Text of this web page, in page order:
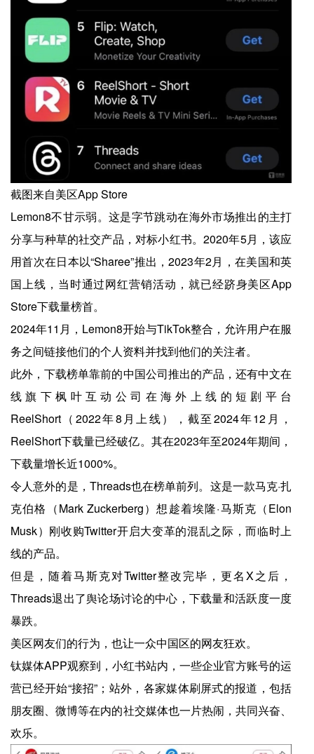
截图来自美区App Store
Lemon8不甘示弱。这是字节跳动在海外市场推出的主打
分享与种草的社交产品，对标小红书。2020年5月，该应
用首次在日本以“Sharee”推出，2023年2月，在美国和英
国上线，当时通过网红营销活动，就已经跻身美区App
Store下载量榜首。
2024年11月，Lemon8开始与TikTok整合，允许用户在服
务之间链接他们的个人资料并找到他们的关注者。
此外，下载榜单靠前的中国公司推出的产品，还有中文在
线旗下枫叶互动公司在海外上线的短剧平台
ReelShort（2022年8月上线），截至2024年12月，
ReelShort下载量已经破亿。其在2023年至2024年期间，
下载量增长近1000%。
令人意外的是，Threads也在榜单前列。这是一款马克·扎
克伯格（Mark Zuckerberg）想趁着埃隆·马斯克（Elon
Musk）刚收购Twitter开启大变革的混乱之际，而临时上
线的产品。
但是，随着马斯克对Twitter整改完毕，更名X之后，
Threads退出了舆论场讨论的中心，下载量和活跃度一度
暴跌。
美区网友们的行为，也让一众中国区的网友狂欢。
钛媒体APP观察到，小红书站内，一些企业官方账号的运
营已经开始“接招”；站外，各家媒体刷屏式的报道，包括
朋友圈、微博等在内的社交媒体也一片热闹，共同兴奋、
欢乐。